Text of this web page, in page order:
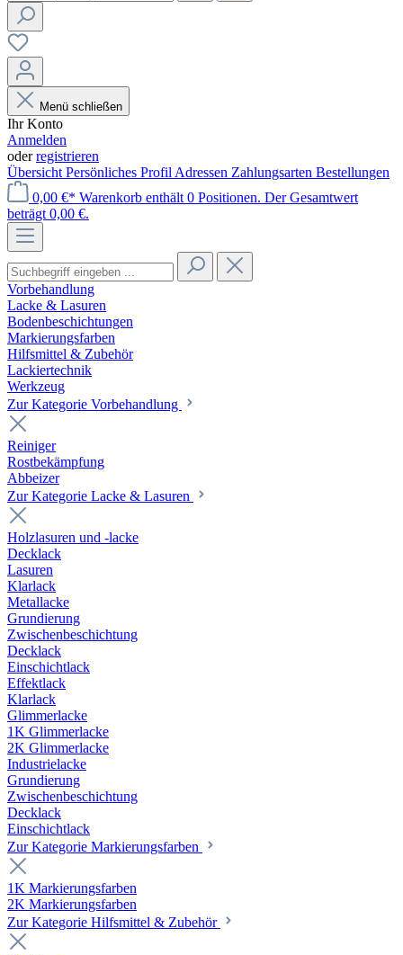
Menü schließen
Ihr Konto
Anmelden
oderregistrieren
Übersicht Persönliches Profil Adressen Zahlungsarten Bestellungen
0,00 €* Warenkorb enthält 0 Positionen. Der Gesamtwert
beträgt 0,00 €.
Vorbehandlung
Lacke & Lasuren
Bodenbeschichtungen
Markierungsfarben
Hilfsmittel & Zubehör
Lackiertechnik
Werkzeug
Zur Kategorie Vorbehandlung
Reiniger
Rostbekämpfung
Abbeizer
Zur Kategorie Lacke & Lasuren
Holzlasuren und -lacke
Decklack
Lasuren
Klarlack
Metallacke
Grundierung
Zwischenbeschichtung
Decklack
Einschichtlack
Effektlack
Klarlack
Glimmerlacke
1K Glimmerlacke
2K Glimmerlacke
Industrielacke
Grundierung
Zwischenbeschichtung
Decklack
Einschichtlack
Zur Kategorie Markierungsfarben
1K Markierungsfarben
2K Markierungsfarben
Zur Kategorie Hilfsmittel & Zubehör